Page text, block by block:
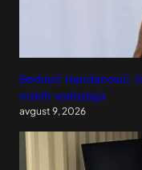
Đedović Handanović:
niskih vodostaja
avgust 9, 2026